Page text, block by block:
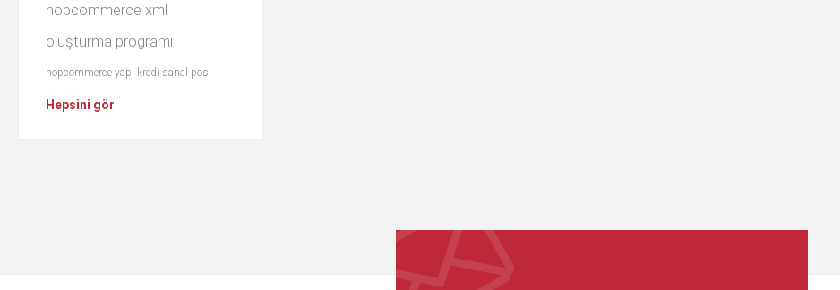
nopcommerce xml
oluşturma programı
nopcommerce yapı kredi sanal pos
Hepsini gör